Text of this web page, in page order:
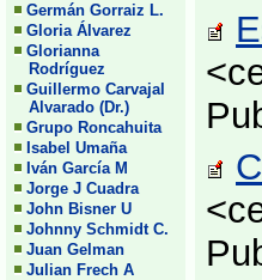
Germán Gorraiz L.
Gloria Álvarez
Glorianna
Rodríguez
Guillermo Carvajal
Alvarado (Dr.)
Grupo Roncahuita
Isabel Umaña
Iván García M
Jorge J Cuadra
John Bisner U
Johnny Schmidt C.
Juan Gelman
Julian Frech A